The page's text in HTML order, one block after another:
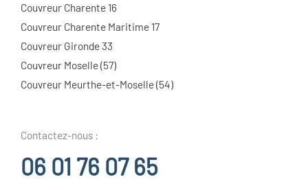
Couvreur Charente 16
Couvreur Charente Maritime 17
Couvreur Gironde 33
Couvreur Moselle (57)
Couvreur Meurthe-et-Moselle (54)
Contactez-nous :
06 01 76 07 65